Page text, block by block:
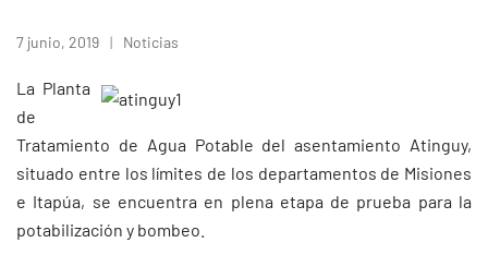
7 junio, 2019 Noticias
La Planta
de
Tratamiento de Agua Potable del asentamiento Atinguy,
situado entre los límites de los departamentos de Misiones
e Itapúa, se encuentra en plena etapa de prueba para la
potabilización y bombeo.